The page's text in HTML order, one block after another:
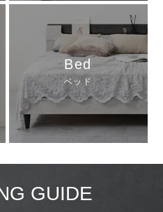
Bed
ベッド
GUIDE